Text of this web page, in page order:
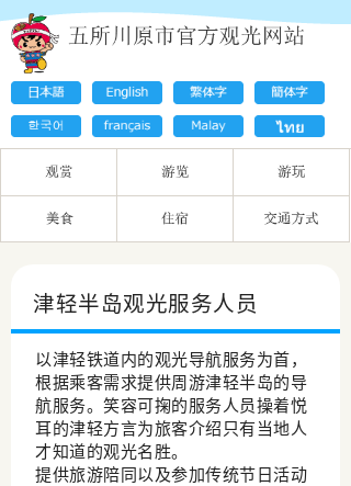
津轻半岛观光服务人员
以津轻铁道内的观光导航服务为首，
根据乘客需求提供周游津轻半岛的导
航服务。笑容可掬的服务人员操着悦
耳的津轻方言为旅客介绍只有当地人
才知道的观光名胜。
提供旅游陪同以及参加传统节日活动